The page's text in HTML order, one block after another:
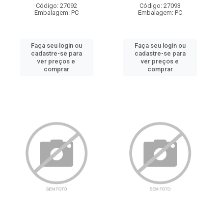
Código: 27092
Embalagem: PC
Faça seu login ou
cadastre-se para
ver preços e
comprar
Código: 27093
Embalagem: PC
Faça seu login ou
cadastre-se para
ver preços e
comprar